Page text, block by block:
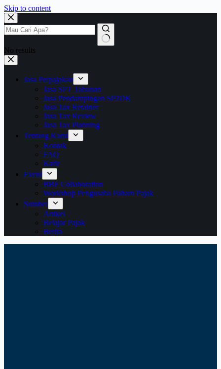
Skip to content
No results
Jasa Perpajakan
Jasa SPT Tahunan
Jasa Pendampingan SP2DK
Jasa Tax Retainer
Jasa Tax Review
Jasa Tax Planning
Tentang Kami
Kontak
FAQ
Karir
Event
BBF Collaboration
Workshop Pengusaha Paham Pajak
Sumber
Artikel
Belajar Pajak
Berita